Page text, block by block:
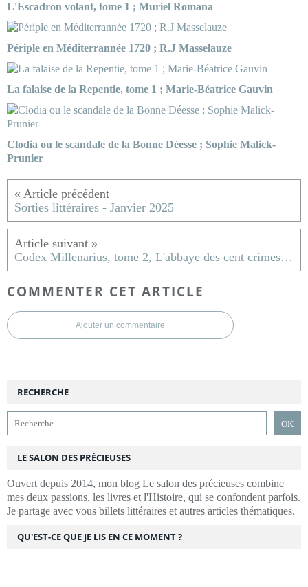
L'Escadron volant, tome 1 ; Muriel Romana
Périple en Méditerrannée 1720 ; R.J Masselauze
La falaise de la Repentie, tome 1 ; Marie-Béatrice Gauvin
Clodia ou le scandale de la Bonne Déesse ; Sophie Malick-
Prunier
Sorties littéraires - Janvier 2025
Codex Millenarius, tome 2, L'abbaye des cent crimes ; Marcello Simoni
COMMENTER CET ARTICLE
Ajouter un commentaire
RECHERCHE
LE SALON DES PRÉCIEUSES
Ouvert depuis 2014, mon blog Le salon des précieuses combine
mes deux passions, les livres et l'Histoire, qui se confondent parfois.
Je partage avec vous billets littéraires et autres articles thématiques.
QU'EST-CE QUE JE LIS EN CE MOMENT ?